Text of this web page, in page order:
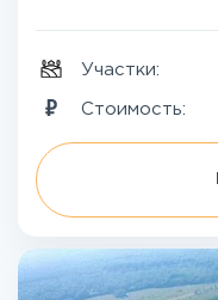
Участки:
Стоимость: